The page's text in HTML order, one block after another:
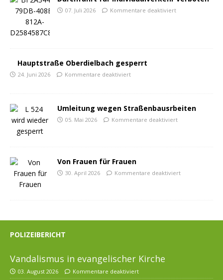
07. Juli 2026 Kommentare deaktiviert
Hauptstraße Oberdielbach gesperrt
24. Juni 2026 Kommentare deaktiviert
Umleitung wegen Straßenbausrbeiten
05. Mai 2026 Kommentare deaktiviert
Von Frauen für Frauen
30. April 2026 Kommentare deaktiviert
POLIZEIBERICHT
Vandalismus in evangelischer Kirche
03. August 2026 Kommentare deaktiviert